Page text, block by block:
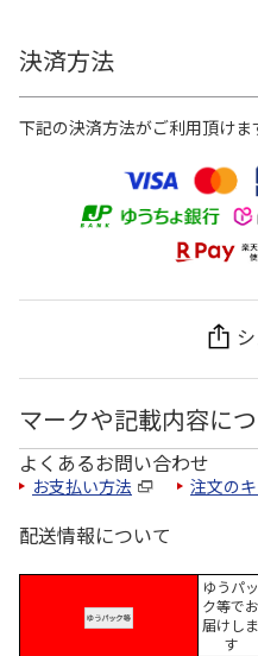
決済方法
下記の決済方法がご利用頂けま
マークや記載内容に
よくあるお問い合わせ
お支払い方法 注文の
配送情報について
ゆうパッ
ク等でお
届けしま
す